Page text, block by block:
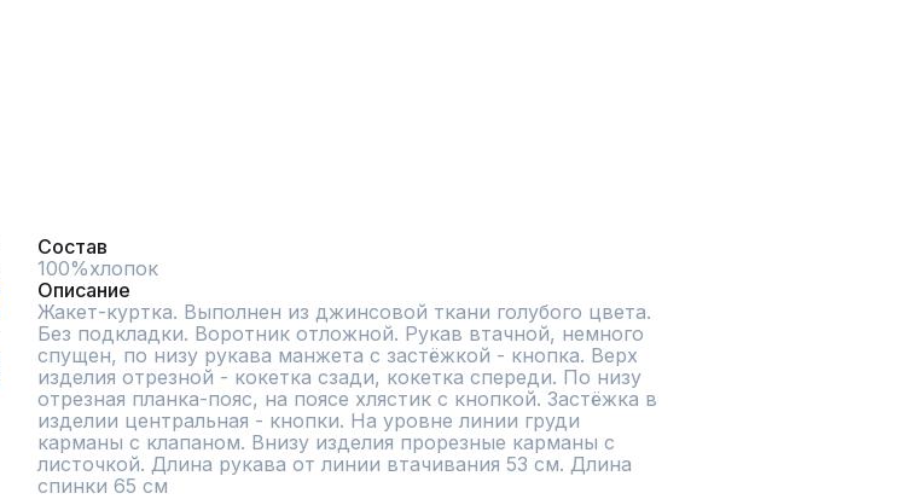
Состав
100%хлопок
Описание
Жакет-куртка. Выполнен из джинсовой ткани голубого цвета.
Без подкладки. Воротник отложной. Рукав втачной, немного
спущен, по низу рукава манжета с застёжкой - кнопка. Верх
изделия отрезной - кокетка сзади, кокетка спереди. По низу
отрезная планка-пояс, на поясе хлястик с кнопкой. Застёжка в
изделии центральная - кнопки. На уровне линии груди
карманы с клапаном. Внизу изделия прорезные карманы с
листочкой. Длина рукава от линии втачивания 53 см. Длина
спинки 65 см